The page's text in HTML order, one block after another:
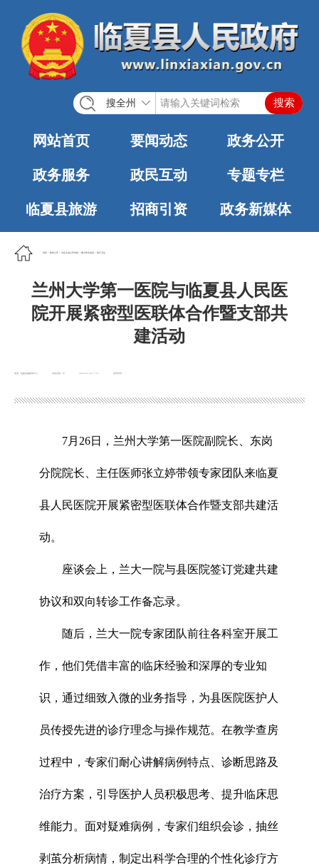
搜全州
网站首页 要闻动态 政务公开
政务服务 政民互动 专题专栏
临夏县旅游 招商引资 政务新媒体
首页 政务公开 法定主动公开内容 重大民生信息 医疗卫生
兰州大学第一医院与临夏县人民医
院开展紧密型医联体合作暨支部共
建活动
浏览次数： 发布时间：
2025-07-28 17:31
7月26日，兰州大学第一医院副院长、东岗
分院院长、主任医师张立婷带领专家团队来临夏
县人民医院开展紧密型医联体合作暨支部共建活
动。
座谈会上，兰大一院与县医院签订党建共建
协议和双向转诊工作备忘录。
随后，兰大一院专家团队前往各科室开展工
作，他们凭借丰富的临床经验和深厚的专业知
识，通过细致入微的业务指导，为县医院医护人
员传授先进的诊疗理念与操作规范。在教学查房
过程中，专家们耐心讲解病例特点、诊断思路及
治疗方案，引导医护人员积极思考、提升临床思
维能力。面对疑难病例，专家们组织会诊，抽丝
剥茧分析病情，制定出科学合理的个性化诊疗方